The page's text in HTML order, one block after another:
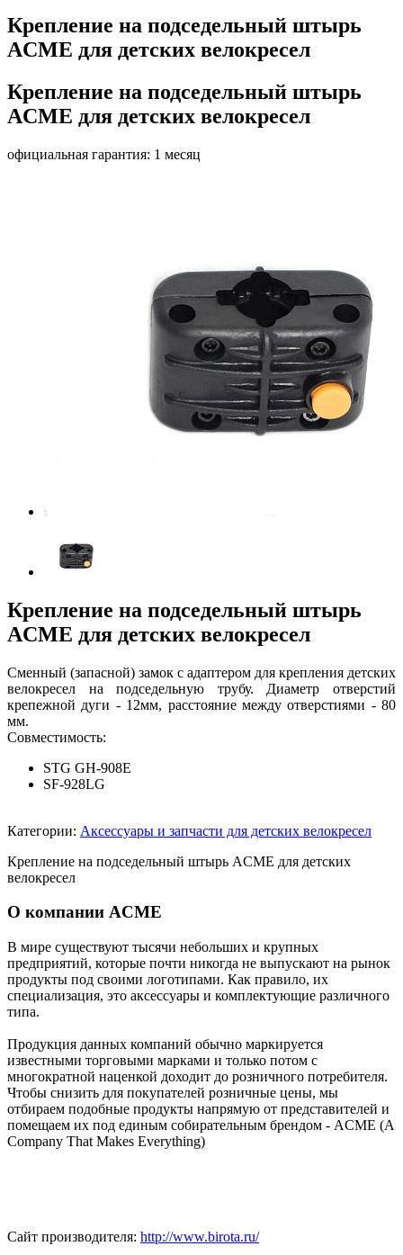
Крепление на подседельный штырь
ACME для детских велокресел
Крепление на подседельный штырь
ACME для детских велокресел
официальная гарантия: 1 месяц
Крепление на подседельный штырь
ACME для детских велокресел
Сменный (запасной) замок с адаптером для крепления детских
велокресел на подседельную трубу. Диаметр отверстий
крепежной дуги - 12мм, расстояние между отверстиями - 80
мм.
Совместимость:
STG GH-908E
SF-928LG
Категории: Аксессуары и запчасти для детских велокресел
Крепление на подседельный штырь ACME для детских
велокресел
О компании ACME
В мире существуют тысячи небольших и крупных
предприятий, которые почти никогда не выпускают на рынок
продукты под своими логотипами. Как правило, их
специализация, это аксессуары и комплектующие различного
типа.
Продукция данных компаний обычно маркируется
известными торговыми марками и только потом с
многократной наценкой доходит до розничного потребителя.
Чтобы снизить для покупателей розничные цены, мы
отбираем подобные продукты напрямую от представителей и
помещаем их под единым собирательным брендом - ACME (A
Company That Makes Everything)
Сайт производителя: http://www.birota.ru/